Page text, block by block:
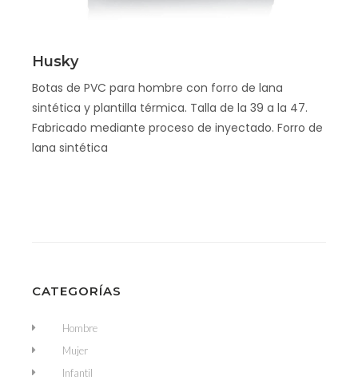
Husky
Botas de PVC para hombre con forro de lana
sintética y plantilla térmica. Talla de la 39 a la 47.
Fabricado mediante proceso de inyectado. Forro de
lana sintética
CATEGORÍAS
Hombre
Mujer
Infantil